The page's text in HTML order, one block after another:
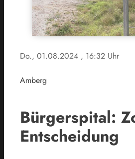
Do., 01.08.2024 , 16:32 Uhr
Amberg
Bürgerspital:
Entscheidung